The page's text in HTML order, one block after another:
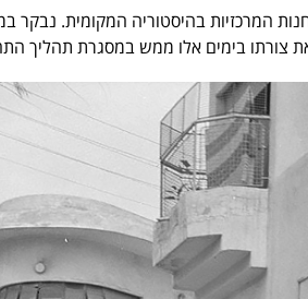
המרכזיות בהיסטוריה המקומית. נבקר
צורתו בימים אלו ממש במסגרת תהליך